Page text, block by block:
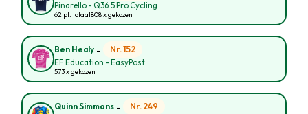
Pinarello - Q36.5 Pro Cycling
62 pt. totaal808 x gekozen
Ben Healy - Nr. 152
EF Education - EasyPost
573 x gekozen
Quinn Simmons - Nr. 249